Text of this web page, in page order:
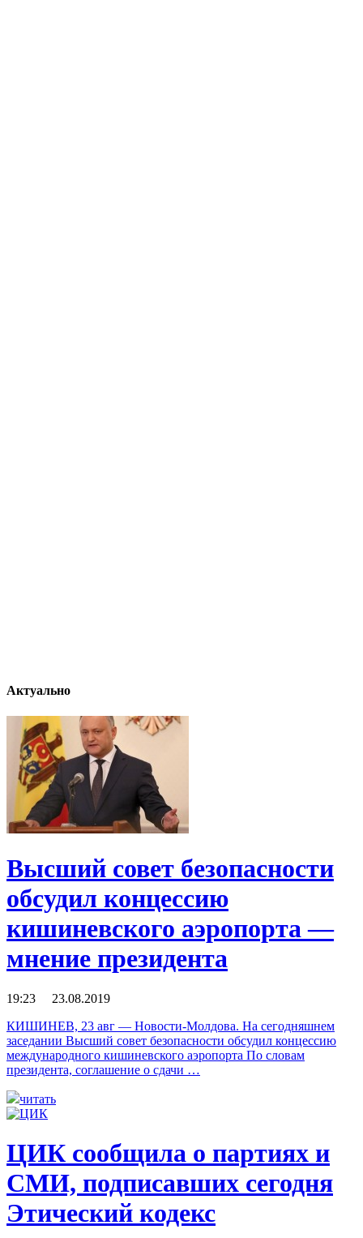
Актуально
Высший совет безопасности
обсудил концессию
кишиневского аэропорта —
мнение президента
19:23 23.08.2019
КИШИНЕВ, 23 авг — Новости-Молдова. На сегодняшнем
заседании Высший совет безопасности обсудил концессию
международного кишиневского аэропорта По словам
президента, соглашение о сдачи …
читать
ЦИК сообщила о партиях и
СМИ, подписавших сегодня
Этический кодекс